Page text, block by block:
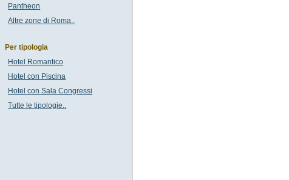
Pantheon
Altre zone di Roma..
Per tipologia
Hotel Romantico
Hotel con Piscina
Hotel con Sala Congressi
Tutte le tipologie..